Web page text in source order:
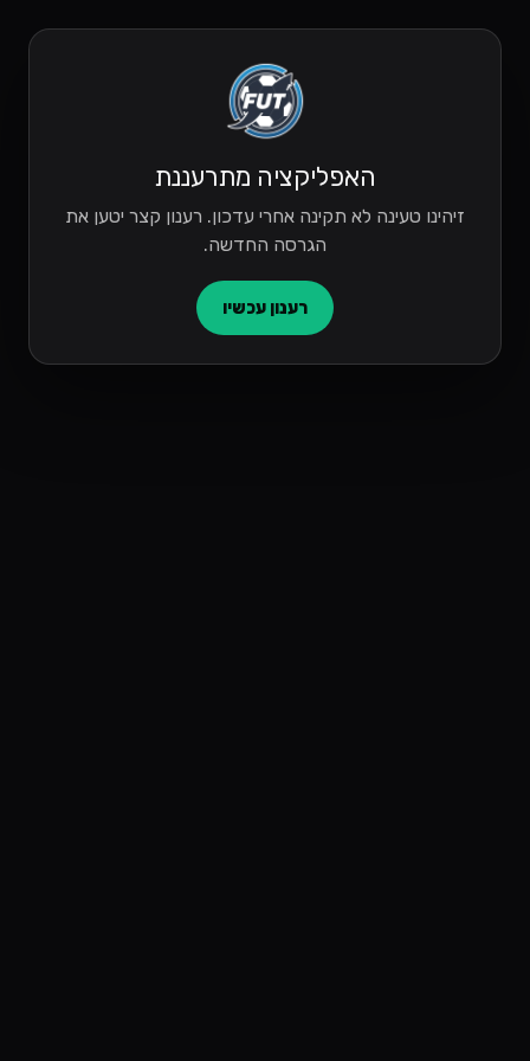
האפליקציה מתרעננת
זיהינו טעינה לא תקינה אחרי עדכון. רענון קצר יטען את
הגרסה החדשה.
רענון עכשיו